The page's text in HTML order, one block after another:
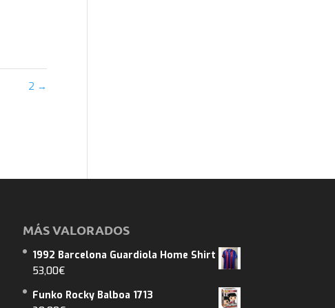
2 →
MÁS VALORADOS
1992 Barcelona Guardiola Home Shirt
53,00€
Funko Rocky Balboa 1713